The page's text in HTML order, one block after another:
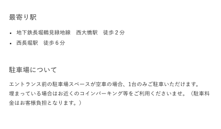
最寄り駅
地下鉄長堀鶴見緑地線 西大橋駅 徒歩２分
西長堀駅 徒歩６分
駐車場について
エントランス前の駐車場スペースが空車の場合、1台のみご駐車いただけます。
埋まっている場合はお近くのコインパーキング等をご利用くださいませ。（駐車料
金はお客様負担となります。）